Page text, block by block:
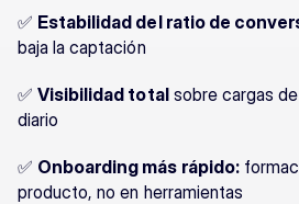
✅ Estabilidad del ratio de
baja la captación
✅ Visibilidad total sobre cargas
diario
✅ Onboarding más rápido:
producto, no en herramientas